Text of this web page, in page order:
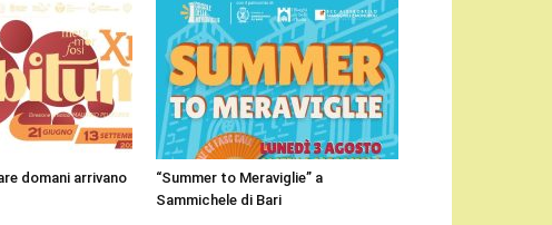
domani arrivano
“Summer to Meraviglie” a
Sammichele di Bari